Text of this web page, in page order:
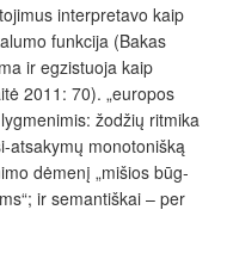
interpretavo kaip
funkcija (Bakas
ir egzistuoja kaip
2011: 70). „europos
žodžių ritmika
atsakymų monotonišką
dėmenį „mišios būg­
ir semantiškai – per